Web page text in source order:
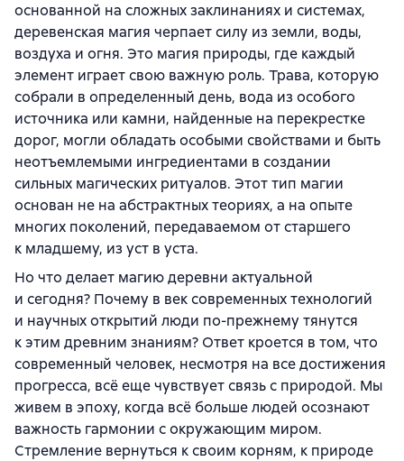
основанной на сложных заклинаниях и системах,
деревенская магия черпает силу из земли, воды,
воздуха и огня. Это магия природы, где каждый
элемент играет свою важную роль. Трава, которую
собрали в определенный день, вода из особого
источника или камни, найденные на перекрестке
дорог, могли обладать особыми свойствами и быть
неотъемлемыми ингредиентами в создании
сильных магических ритуалов. Этот тип магии
основан не на абстрактных теориях, а на опыте
многих поколений, передаваемом от старшего
к младшему, из уст в уста.
Но что делает магию деревни актуальной
и сегодня? Почему в век современных технологий
и научных открытий люди по-прежнему тянутся
к этим древним знаниям? Ответ кроется в том, что
современный человек, несмотря на все достижения
прогресса, всё еще чувствует связь с природой. Мы
живем в эпоху, когда всё больше людей осознают
важность гармонии с окружающим миром.
Стремление вернуться к своим корням, к природе